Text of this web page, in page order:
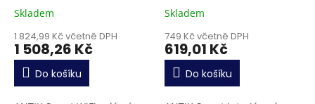
Skladem
1 824,99 Kč včetně DPH
1 508,26 Kč
Do košíku
5.0 MP
Skladem
749 Kč včetně DPH
619,01 Kč
Do košíku